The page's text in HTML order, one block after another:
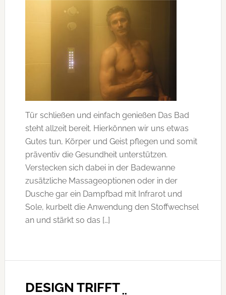
Tür schließen und einfach genießen Das Bad
steht allzeit bereit. Hierkönnen wir uns etwas
Gutes tun, Körper und Geist pflegen und somit
präventiv die Gesundheit unterstützen.
Verstecken sich dabei in der Badewanne
zusätzliche Massageoptionen oder in der
Dusche gar ein Dampfbad mit Infrarot und
Sole, kurbelt die Anwendung den Stoffwechsel
an und stärkt so das […]
DESIGN TRIFFT